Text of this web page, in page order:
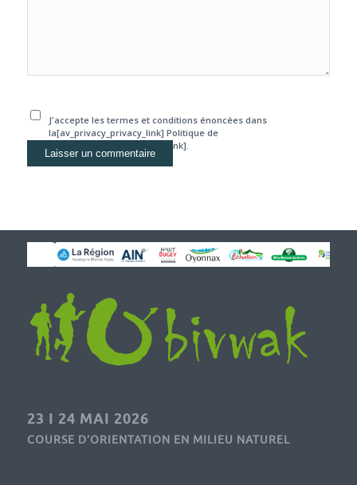
J'accepte les termes et conditions énoncées dans
la[av_privacy_privacy_link] Politique de
confidentialité[/av_privacy_link].
23 I 24 MAI 2026
COURSE D’ORIENTATION EN MILIEU NATUREL